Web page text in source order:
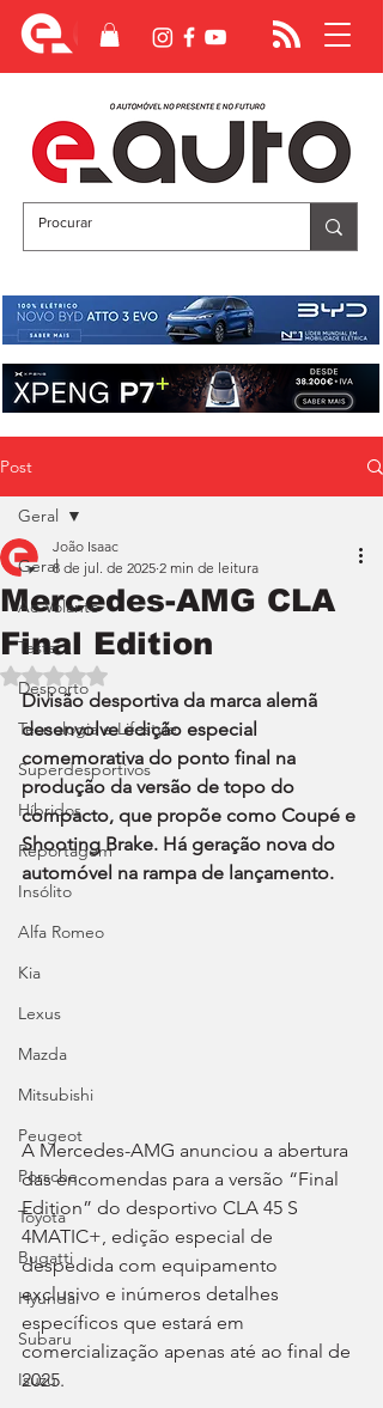
Post
Geral
Ao Volante
Teste
Desporto
Tecnologia e Lifestyle
Superdesportivos
Híbridos
Reportagem
Insólito
Alfa Romeo
Kia
Lexus
Mazda
Mitsubishi
Peugeot
Porsche
Toyota
Bugatti
Hyundai
Subaru
Isuzu
Geral
Mercedes-AMG CLA
Final Edition
João Isaac
8 de jul. de 2025 2 min de leitura
Avaliado com NaN de 5 estrelas.
Divisão desportiva da marca alemã
desenvolve edição especial
comemorativa do ponto final na
produção da versão de topo do
compacto, que propõe como Coupé e
Shooting Brake. Há geração nova do
automóvel na rampa de lançamento.
A Mercedes-AMG anunciou a abertura
das encomendas para a versão “Final
Edition” do desportivo CLA 45 S
4MATIC+, edição especial de
despedida com equipamento
exclusivo e inúmeros detalhes
específicos que estará em
comercialização apenas até ao final de
2025.